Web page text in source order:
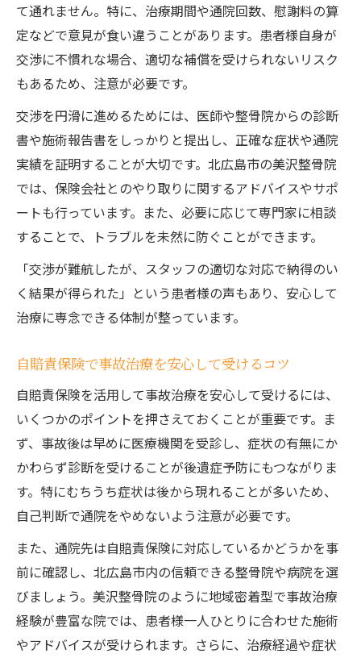
て通れません。特に、治療期間や通院回数、慰謝料の算
定などで意見が食い違うことがあります。患者様自身が
交渉に不慣れな場合、適切な補償を受けられないリスク
もあるため、注意が必要です。
交渉を円滑に進めるためには、医師や整骨院からの診断
書や施術報告書をしっかりと提出し、正確な症状や通院
実績を証明することが大切です。北広島市の美沢整骨院
では、保険会社とのやり取りに関するアドバイスやサポ
ートも行っています。また、必要に応じて専門家に相談
することで、トラブルを未然に防ぐことができます。
「交渉が難航したが、スタッフの適切な対応で納得のい
く結果が得られた」という患者様の声もあり、安心して
治療に専念できる体制が整っています。
自賠責保険で事故治療を安心して受けるコツ
自賠責保険を活用して事故治療を安心して受けるには、
いくつかのポイントを押さえておくことが重要です。ま
ず、事故後は早めに医療機関を受診し、症状の有無にか
かわらず診断を受けることが後遺症予防にもつながりま
す。特にむちうち症状は後から現れることが多いため、
自己判断で通院をやめないよう注意が必要です。
また、通院先は自賠責保険に対応しているかどうかを事
前に確認し、北広島市内の信頼できる整骨院や病院を選
びましょう。美沢整骨院のように地域密着型で事故治療
経験が豊富な院では、患者様一人ひとりに合わせた施術
やアドバイスが受けられます。さらに、治療経過や症状